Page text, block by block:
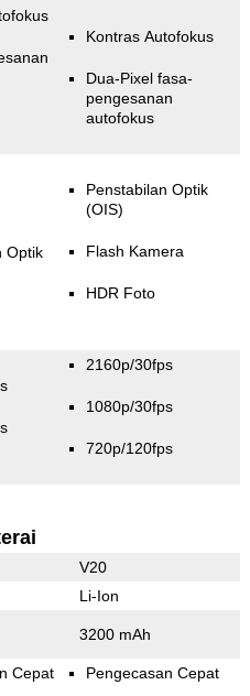
Kontras Autofokus
Dua-Pixel fasa-
pengesanan
autofokus
Optik
Penstabilan Optik
(OIS)
Flash Kamera
HDR Foto
2160p/30fps
1080p/30fps
720p/120fps
V20
Li-Ion
3200 mAh
Cepat Pengecasan Cepat